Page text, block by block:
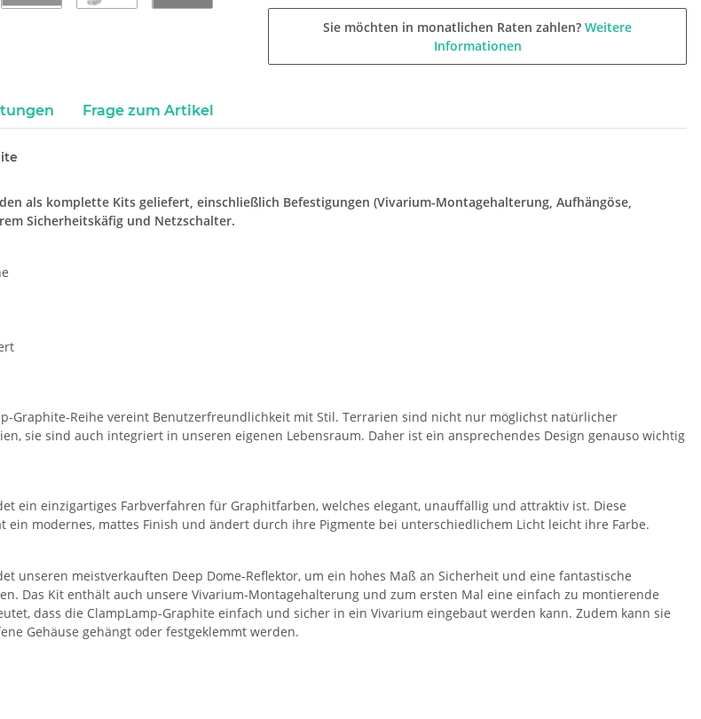
Sie möchten in monatlichen Raten zahlen? Weitere
Informationen
Frage zum Artikel
als komplette Kits geliefert, einschließlich Befestigungen (Vivarium-Montagehalterung, Aufhängöse,
Sicherheitskäfig und Netzschalter.
Graphite-Reihe vereint Benutzerfreundlichkeit mit Stil. Terrarien sind nicht nur möglichst natürlicher
sie sind auch integriert in unseren eigenen Lebensraum. Daher ist ein ansprechendes Design genauso wichtig
ein einzigartiges Farbverfahren für Graphitfarben, welches elegant, unauffällig und attraktiv ist. Diese
ein modernes, mattes Finish und ändert durch ihre Pigmente bei unterschiedlichem Licht leicht ihre Farbe.
unseren meistverkauften Deep Dome-Reflektor, um ein hohes Maß an Sicherheit und eine fantastische
Das Kit enthält auch unsere Vivarium-Montagehalterung und zum ersten Mal eine einfach zu montierende
dass die ClampLamp-Graphite einfach und sicher in ein Vivarium eingebaut werden kann. Zudem kann sie
Gehäuse gehängt oder festgeklemmt werden.